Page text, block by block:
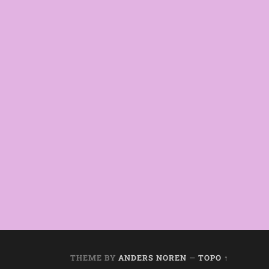
THEME BY ANDERS NOREN — TOPO ↑